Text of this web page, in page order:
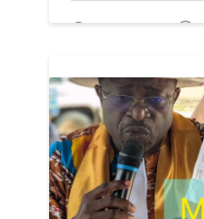
04/10/25